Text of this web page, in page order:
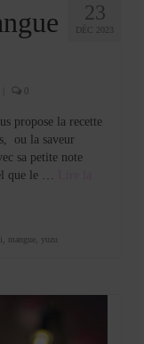
23
DÉC 2023
0
propose la recette
ou la saveur
sa petite note
que le …
, mangue, yuzu